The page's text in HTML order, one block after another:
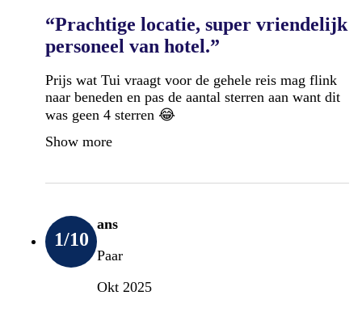
“Prachtige locatie, super vriendelijk
personeel van hotel.”
Prijs wat Tui vraagt voor de gehele reis mag flink
naar beneden en pas de aantal sterren aan want dit
was geen 4 sterren 😂
Show more
1/10
ans
Paar
Okt 2025